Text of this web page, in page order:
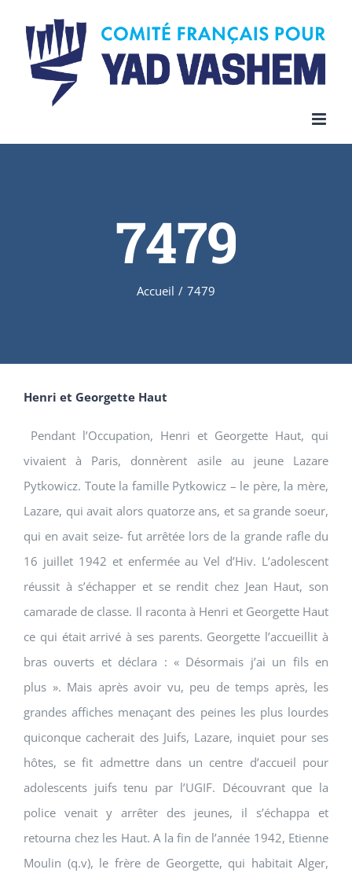
content
7479
Accueil / 7479
Henri et Georgette Haut
Pendant l’Occupation, Henri et Georgette Haut, qui
vivaient à Paris, donnèrent asile au jeune Lazare
Pytkowicz. Toute la famille Pytkowicz – le père, la mère,
Lazare, qui avait alors quatorze ans, et sa grande soeur,
qui en avait seize- fut arrêtée lors de la grande rafle du
16 juillet 1942 et enfermée au Vel d’Hiv. L’adolescent
réussit à s’échapper et se rendit chez Jean Haut, son
camarade de classe. Il raconta à Henri et Georgette Haut
ce qui était arrivé à ses parents. Georgette l’accueillit à
bras ouverts et déclara : « Désormais j’ai un fils en
plus ». Mais après avoir vu, peu de temps après, les
grandes affiches menaçant des peines les plus lourdes
quiconque cacherait des Juifs, Lazare, inquiet pour ses
hôtes, se fit admettre dans un centre d’accueil pour
adolescents juifs tenu par l’UGIF. Découvrant que la
police venait y arrêter des jeunes, il s’échappa et
retourna chez les Haut. A la fin de l’année 1942, Etienne
Moulin (q.v), le frère de Georgette, qui habitait Alger,